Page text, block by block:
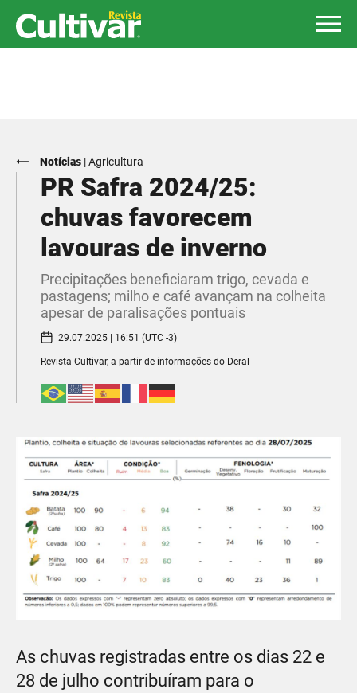
Notícias |Agricultura
PR Safra 2024/25:
chuvas favorecem
lavouras de inverno
Precipitações beneficiaram trigo, cevada e
pastagens; milho e café avançam na colheita
apesar de paralisações pontuais
29.07.2025 | 16:51 (UTC -3)
Revista Cultivar, a partir de informações do Deral
As chuvas registradas entre os dias 22 e
28 de julho contribuíram para o